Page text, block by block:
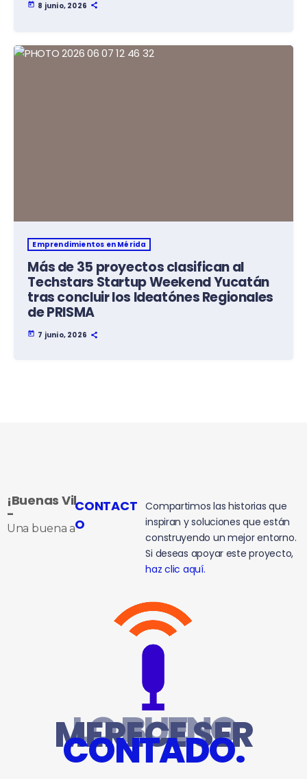
today 8 junio, 2026
Emprendimientos en Mérida
Más de 35 proyectos clasifican al
Techstars Startup Weekend Yucatán
tras concluir los Ideatónes Regionales
de PRISMA
today 7 junio, 2026
¡Buenas Vibras!
-
Una buena actitud también cambia el día.
CONTACT
O
Compartimos las historias que
inspiran y soluciones que están
construyendo un mejor entorno.
Si deseas apoyar este proyecto,
haz clic aquí.
LO BUENO
MERECE SER
CONTADO.